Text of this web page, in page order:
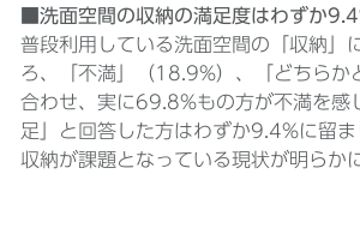
■洗面空間の収納の満足度はわずか
普段利用している洗面空間の「収納」
ろ、「不満」（18.9%）、「どちら
合わせ、実に69.8%もの方が不満を感
足」と回答した方はわずか9.4%に留
収納が課題となっている現状が明らか